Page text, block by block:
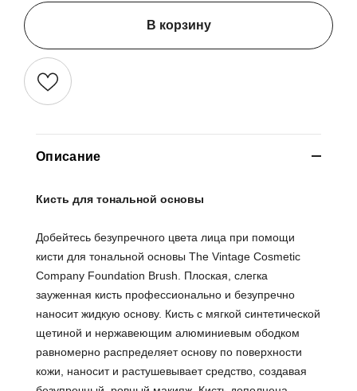
В корзину
Описание
Кисть для тональной основы
Добейтесь безупречного цвета лица при помощи
кисти для тональной основы The Vintage Cosmetic
Company Foundation Brush. Плоская, слегка
зауженная кисть профессионально и безупречно
наносит жидкую основу. Кисть с мягкой синтетической
щетиной и нержавеющим алюминиевым ободком
равномерно распределяет основу по поверхности
кожи, наносит и растушевывает средство, создавая